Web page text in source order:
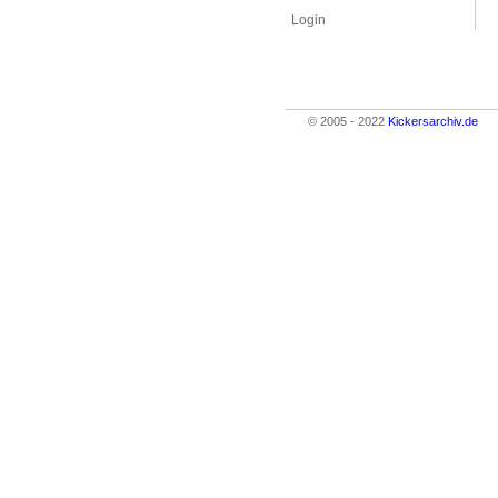
Login
© 2005 - 2022 Kickersarchiv.de